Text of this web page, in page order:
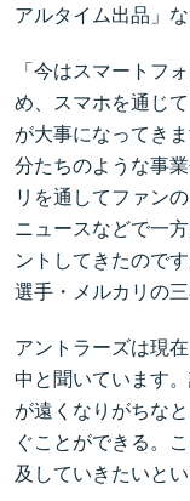
アルタイム出品」
「今はスマートフ
め、スマホを通じ
が大事になってき
分たちのような事
リを通してファン
ニュースなどで一
ントしてきたので
選手・メルカリの
アントラーズは現
中と聞いています
が遠くなりがちな
ぐことができる。
及していきたいと